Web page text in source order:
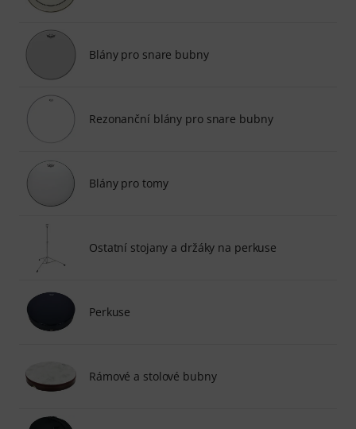
Blány pro snare bubny
Rezonanční blány pro snare bubny
Blány pro tomy
Ostatní stojany a držáky na perkuse
Perkuse
Rámové a stolové bubny